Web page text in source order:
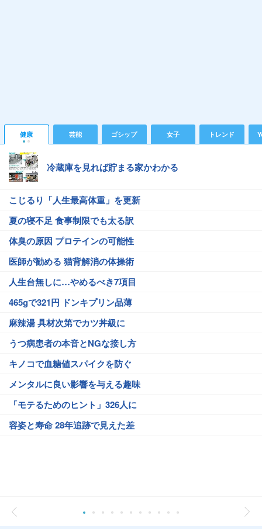
健康 芸能 ゴシップ 女子 トレンド
冷蔵庫を見れば貯まる家かわかる
こじるり「人生最高体重」を更新
夏の寝不足 食事制限でも太る訳
体臭の原因 プロテインの可能性
医師が勧める 猫背解消の体操術
人生台無しに…やめるべき7項目
465gで321円 ドンキプリン品薄
麻辣湯 具材次第でカツ丼級に
うつ病患者の本音とNGな接し方
キノコで血糖値スパイクを防ぐ
メンタルに良い影響を与える趣味
「モテるためのヒント」326人に
容姿と寿命 28年追跡で見えた差